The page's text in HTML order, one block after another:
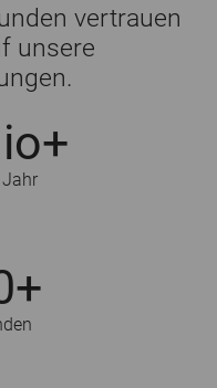
vertrauen
unsere